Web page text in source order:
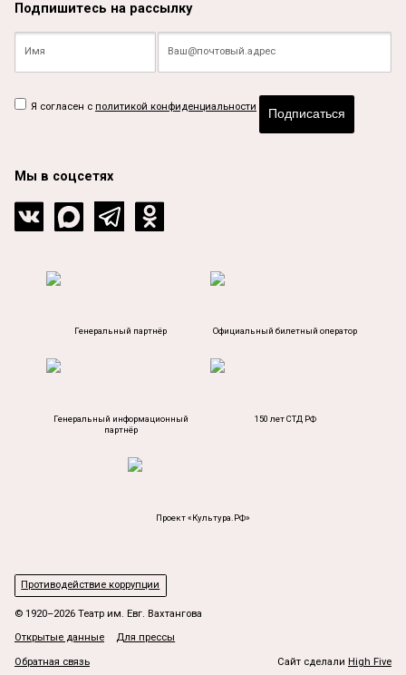
Подпишитесь на рассылку
Я согласен с политикой конфиденциальности
Подписаться
Мы в соцсетях
Генеральный партнёр Официальный билетный оператор
Генеральный информационный
партнёр
150 лет СТД РФ
Проект «Культура.РФ»
Противодействие коррупции
© 1920–2026 Театр им. Евг. Вахтангова
Открытые данные Для прессы
Обратная связь Сайт сделали High Five